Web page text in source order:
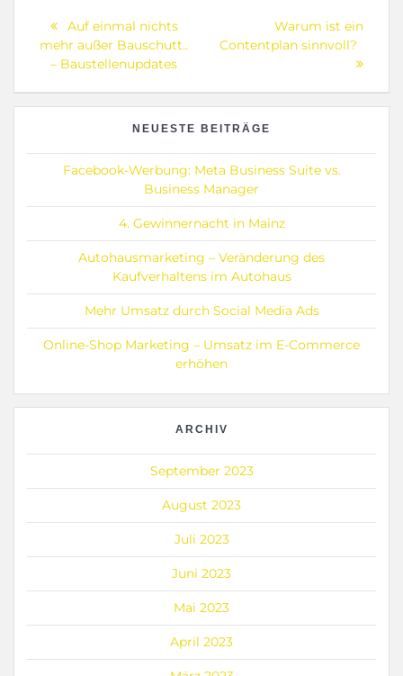
Beitragsnavigation
Previous
post:
Auf einmal nichts
mehr außer Bauschutt..
– Baustellenupdates
Next
post:
Warum ist ein
Contentplan sinnvoll?
NEUESTE BEITRÄGE
Facebook-Werbung: Meta Business Suite vs.
Business Manager
4. Gewinnernacht in Mainz
Autohausmarketing – Veränderung des
Kaufverhaltens im Autohaus
Mehr Umsatz durch Social Media Ads
Online-Shop Marketing – Umsatz im E-Commerce
erhöhen
ARCHIV
September 2023
August 2023
Juli 2023
Juni 2023
Mai 2023
April 2023